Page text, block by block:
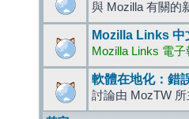
與 Mozilla 有關的
Mozilla Links 中
Mozilla Links 電
軟體在地化：錯
討論由 MozTW